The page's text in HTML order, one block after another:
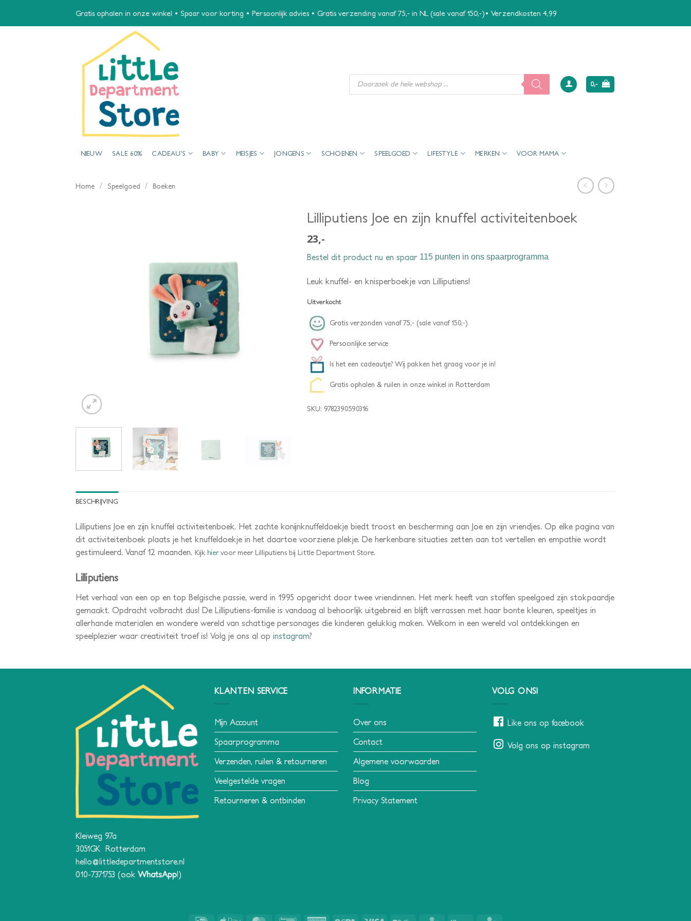
Gratis ophalen in onze winkel • Spaar voor korting • Persoonlijk advies • Gratis verzending vanaf 75,- in NL (sale vanaf 150,-)• Verzendkosten 4,99
Producten
zoeken
0,-
NIEUW SALE 60% CADEAU’S BABY MEISJES JONGENS SCHOENEN SPEELGOED LIFESTYLE MERKEN VOOR MAMA
Home / Speelgoed / Boeken
Lilliputiens Joe en zijn knuffel activiteitenboek
23,-
Bestel dit product nu en spaar 115 punten in ons spaarprogramma
Leuk knuffel- en knisperboekje van Lilliputiens!
Uitverkocht
Gratis verzonden vanaf 75,- (sale vanaf 150,-)
Persoonlijke service
Is het een cadeautje? Wij pakken het graag voor je in!
Gratis ophalen & ruilen in onze winkel in Rotterdam
SKU: 9782390590316
BESCHRIJVING
Lilliputiens Joe en zijn knuffel activiteitenboek. Het zachte konijnknuffeldoekje biedt troost en bescherming aan Joe en zijn vriendjes. Op elke pagina van
dit activiteitenboek plaats je het knuffeldoekje in het daartoe voorziene plekje. De herkenbare situaties zetten aan tot vertellen en empathie wordt
gestimuleerd. Vanaf 12 maanden. Kijk hiervoor meer Lilliputiens bij Little Department Store.
Lilliputiens
Het verhaal van een op en top Belgische passie, werd in 1995 opgericht door twee vriendinnen. Het merk heeft van stoffen speelgoed zijn stokpaardje
gemaakt. Opdracht volbracht dus! De Lilliputiens-familie is vandaag al behoorlijk uitgebreid en blijft verrassen met haar bonte kleuren, speeltjes in
allerhande materialen en wondere wereld van schattige personages die kinderen gelukkig maken. Welkom in een wereld vol ontdekkingen en
speelplezier waar creativiteit troef is! Volg je ons al op instagram?
Kleiweg 97a
3051GK Rotterdam
hello@littledepartmentstore.nl
010-7371753 (ook WhatsApp!)
KLANTEN SERVICE
Mijn Account
Spaarprogramma
Verzenden, ruilen & retourneren
Veelgestelde vragen
Retourneren & ontbinden
INFORMATIE
Over ons
Contact
Algemene voorwaarden
Blog
Privacy Statement
VOLG ONS!
Like ons op facebook
Volg ons op instagram